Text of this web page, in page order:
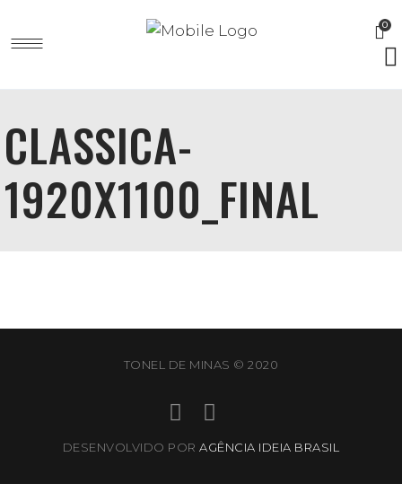
0
CLASSICA-
1920X1100_FINAL
TONEL DE MINAS © 2020
DESENVOLVIDO PORAGÊNCIA IDEIA BRASIL